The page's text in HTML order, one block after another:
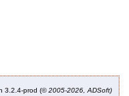
3.2.4-prod (©2005-2026, ADSoft)